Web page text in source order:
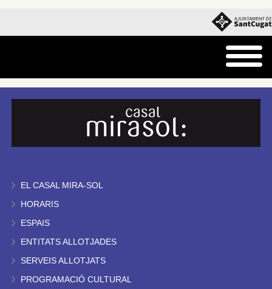
EL CASAL MIRA-SOL
HORARIS
ESPAIS
ENTITATS ALLOTJADES
SERVEIS ALLOTJATS
PROGRAMACIÓ CULTURAL